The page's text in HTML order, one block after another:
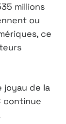
millions
ou
ce
joyau de la
continue